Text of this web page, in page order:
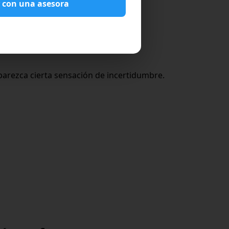
cierta sensación de incertidumbre.
una asesora